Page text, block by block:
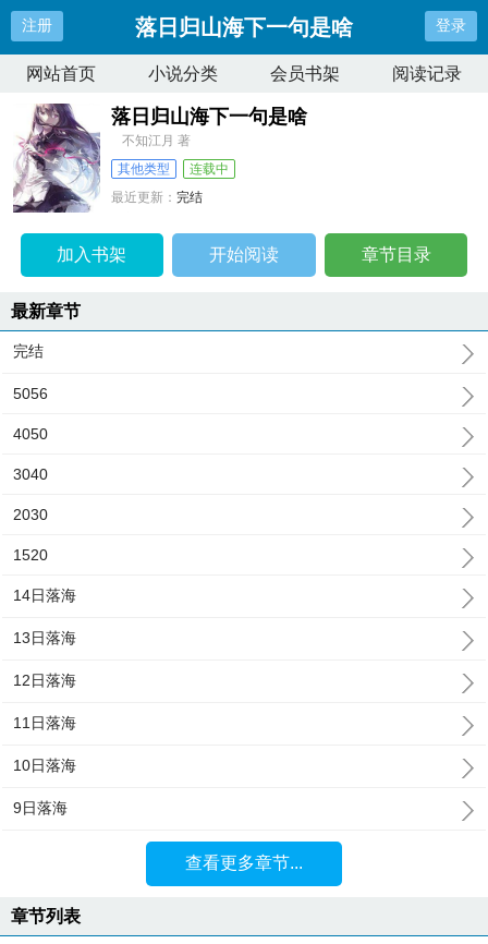
注册 落日归山海下一句是啥 登录
网站首页 小说分类 会员书架 阅读记录
落日归山海下一句是啥
不知江月 著
其他类型
连载中
最近更新：完结
加入书架 开始阅读 章节目录
最新章节
完结
5056
4050
3040
2030
1520
14日落海
13日落海
12日落海
11日落海
10日落海
9日落海
查看更多章节...
章节列表